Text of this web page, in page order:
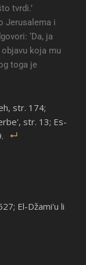
tvrdi.’
Jerusalema i
‘Da, ja
koja mu
toga je
str. 174;
str. 13; Es-
El-Džami'u li